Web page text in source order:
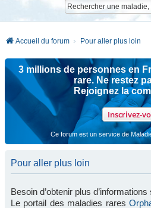
Accueil du forum Pour aller plus loin
3 millions de personnes en
rare. Ne restez
Rejoignez la
Inscrivez-
Ce forum est un service de
Pour aller plus loin
Besoin d’obtenir plus
Le portail des maladies rares